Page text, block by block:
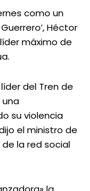
como un
Héctor
máximo de
del Tren de
su violencia
el ministro de
la red social